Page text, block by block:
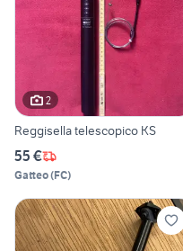
2
Reggisella telescopico KS
55 €
Gatteo(FC)